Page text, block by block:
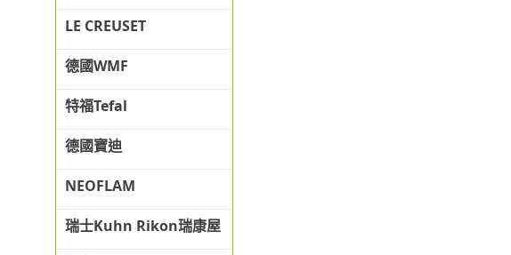
LE CREUSET
德國WMF
特福Tefal
德國寶迪
NEOFLAM
瑞士Kuhn Rikon瑞康屋